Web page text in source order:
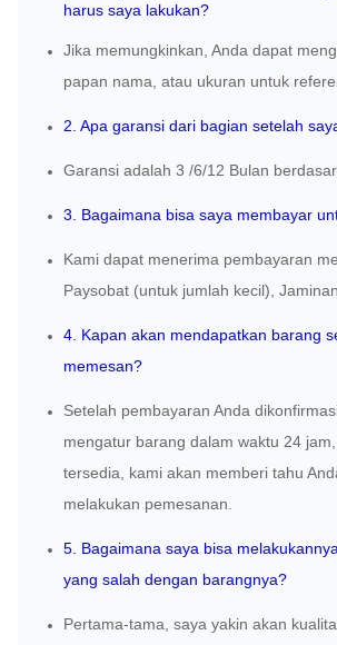
harus saya lakukan?
Jika memungkinkan, Anda dapat
papan nama, atau ukuran untuk
2. Apa garansi dari bagian setelah
Garansi adalah 3 /6/12 Bulan
3. Bagaimana bisa saya membayar
Kami dapat menerima pembayaran
Paysobat (untuk jumlah kecil) ,
4. Kapan akan mendapatkan barang
memesan?
Setelah pembayaran Anda
mengatur barang dalam waktu 24
tersedia, kami akan memberi tahu
melakukan pemesanan.
5. Bagaimana saya bisa
yang salah dengan barangnya?
Pertama-tama, saya yakin akan